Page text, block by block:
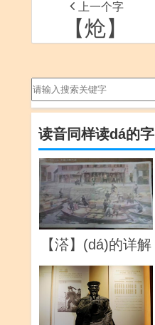
上一个字
【炝】
读音同样读dá的字
【溚】(dá)的详解